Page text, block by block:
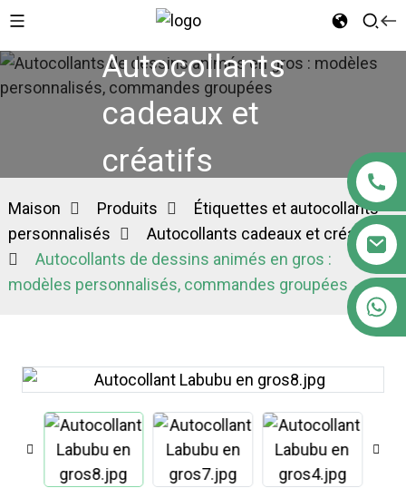
Autocollants
cadeaux et
créatifs
Maison Produits
Étiquettes et autocollants
personnalisés
Autocollants cadeaux et créatifs
Autocollants de dessins animés en gros :
modèles personnalisés, commandes groupées
+86 18122593799